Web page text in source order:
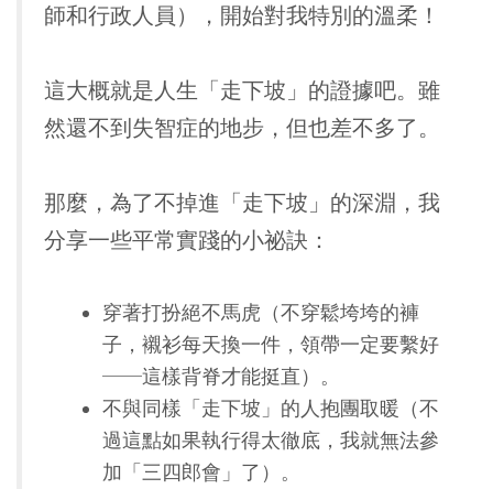
師和行政人員），開始對我特別的溫柔！
這大概就是人生「走下坡」的證據吧。雖
然還不到失智症的地步，但也差不多了。
那麼，為了不掉進「走下坡」的深淵，我
分享一些平常實踐的小祕訣：
穿著打扮絕不馬虎（不穿鬆垮垮的褲
子，襯衫每天換一件，領帶一定要繫好
──這樣背脊才能挺直）。
不與同樣「走下坡」的人抱團取暖（不
過這點如果執行得太徹底，我就無法參
加「三四郎會」了）。